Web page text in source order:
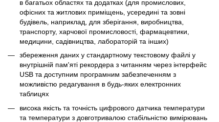
в багатьох областях та додатках (для промислових,
офісних та житлових приміщень, усередині та зовні
будівель, наприклад, для зберігання, виробництва,
транспорту, харчової промисловості, фармацевтики,
медицини, садівництва, лабораторій та інших)
збереження даних у стандартному текстовому файлі у
внутрішній пам'яті рекордера з читанням через інтерфейс
USB та доступним програмним забезпеченням з
можливістю редагування в будь-яких електронних
таблицях
висока якість та точність цифрового датчика температури
та температури з довготривалою стабільністю вимірювань